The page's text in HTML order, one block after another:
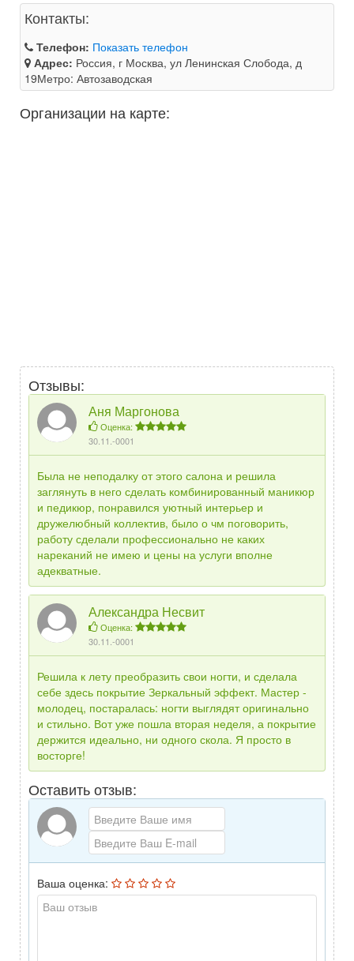
Контакты:
Телефон: Показать телефон
Адрес: Россия, г Москва, ул Ленинская Слобода, д
19Метро: Автозаводская
Организации на карте:
Отзывы:
Аня Маргонова
Оценка:
30.11.-0001
Была не неподалку от этого салона и решила
заглянуть в него сделать комбинированный маникюр
и педикюр, понравился уютный интерьер и
дружелюбный коллектив, было о чм поговорить,
работу сделали профессионально не каких
нареканий не имею и цены на услуги вполне
адекватные.
Александра Несвит
Оценка:
30.11.-0001
Решила к лету преобразить свои ногти, и сделала
себе здесь покрытие Зеркальный эффект. Мастер -
молодец, постаралась: ногти выглядят оригинально
и стильно. Вот уже пошла вторая неделя, а покрытие
держится идеально, ни одного скола. Я просто в
восторге!
Оставить отзыв:
Ваша оценка: